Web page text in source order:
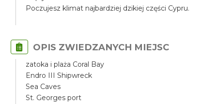
Poczujesz klimat najbardziej dzikiej części Cypru.
OPIS ZWIEDZANYCH MIEJSC
zatoka i plaża Coral Bay
Endro III Shipwreck
Sea Caves
St. Georges port